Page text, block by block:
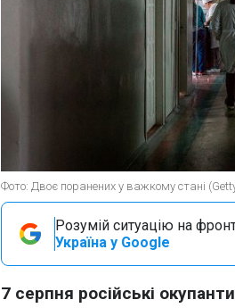
Фото: Двоє поранених у важкому стані
Розумій ситуацію на
Україна у Google
7 серпня російські